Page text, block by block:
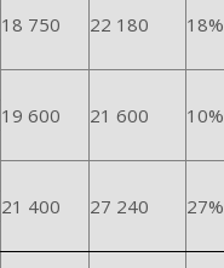
18 750
22 180 18%
19 600
21 600 10%
21 400
27 240 27%